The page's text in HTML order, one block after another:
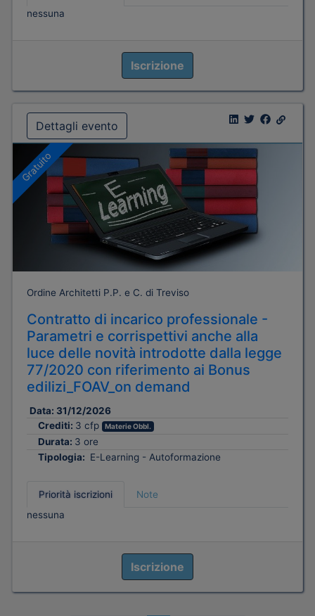
nessuna
Iscrizione
Dettagli evento
Gratuito
Ordine Architetti P.P. e C. di Treviso
Contratto di incarico professionale -
Parametri e corrispettivi anche alla
luce delle novità introdotte dalla legge
77/2020 con riferimento ai Bonus
edilizi_FOAV_on demand
Data: 31/12/2026
Crediti: 3 cfp Materie Obbl.
Durata: 3 ore
Tipologia: E-Learning - Autoformazione
Priorità iscrizioni
Note
nessuna
Iscrizione